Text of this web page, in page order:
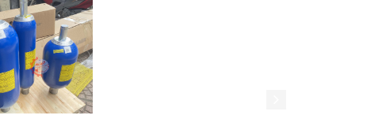
Xem nhanh